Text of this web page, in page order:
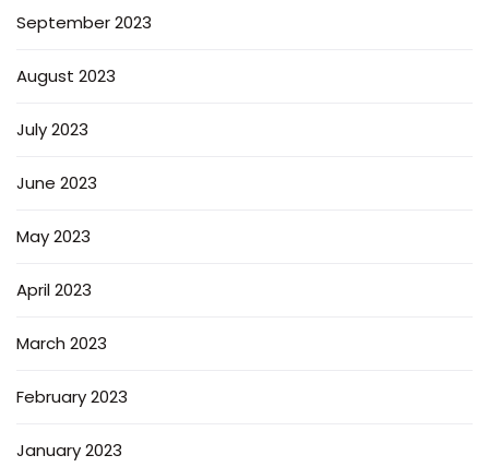
September 2023
August 2023
July 2023
June 2023
May 2023
April 2023
March 2023
February 2023
January 2023